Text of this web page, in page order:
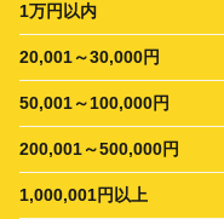
1万円以内
20,001～30,000円
50,001～100,000円
200,001～500,000円
1,000,001円以上